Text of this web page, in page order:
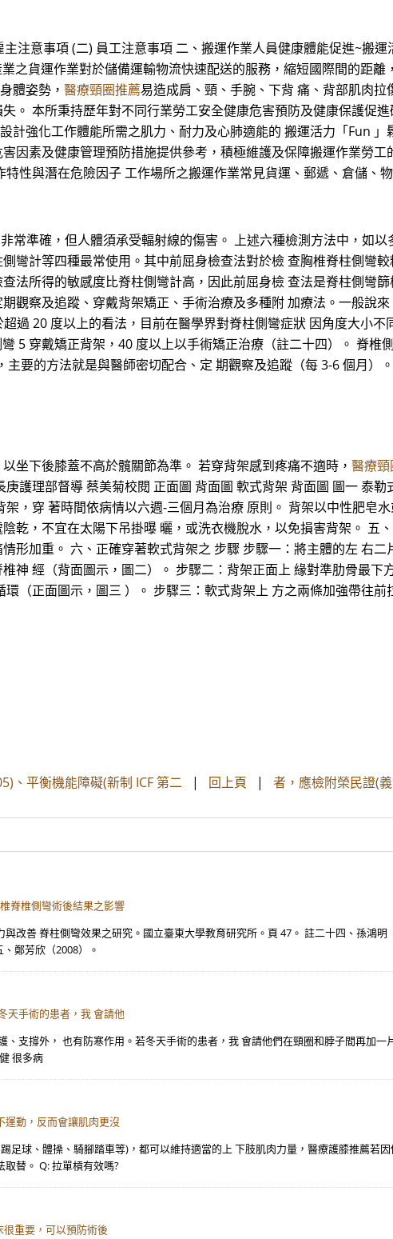
注意事項 (二) 員工注意事項 二、搬運作業人員健康體能促進~搬
之貨運作業對於儲備運輸物流快速配送的服務，縮短國際間的距
體姿勢， 醫療頸圈推薦易造成肩、頸、手腕、下背 痛、背部肌肉
。 本所秉持歷年對不同行業勞工安全健康危害預防及健康保護促
計強化工作體能所需之肌力、耐力及心肺適能的 搬運活力「Fun
因素及健康管理預防措施提供參考，積極維護及保障搬運作業勞
性與潛在危險因子 工作場所之搬運作業常見貨運、郵遞、倉儲、
常準確，但人體須承受輻射線的傷害。 上述六種檢測方法中，如以
彎計等四種最常使用。其中前屈身檢查法對於檢 查胸椎脊柱側彎
法所得的敏感度比脊柱側彎計高，因此前屈身檢 查法是脊柱側彎
期觀察及追蹤、穿戴背架矯正、手術治療及多種附 加療法。一般說
超過 20 度以上的看法，目前在醫學界對脊柱側彎症狀 因角度大小
5 穿戴矯正背架，40 度以上以手術矯正治療（註二十四）。 脊
要的方法就是與醫師密切配合、定 期觀察及追蹤（每 3-6 個月）
坐下後膝蓋不高於髖關節為準。 若穿背架感到疼痛不適時， 醫療
護理部督導 蔡美菊校閱 正面圖 背面圖 軟式背架 背面圖 圖一 泰
，穿 著時間依病情以六週-三個月為治療 原則。 背架以中性肥皂
乾，不宜在太陽下吊掛曝 曬，或洗衣機脫水，以免損害背架。 五
形加重。 六、正確穿著軟式背架之 步驟 步驟一：將主體的左 右
神 經（背面圖示，圖二）。 步驟二：背架正面上 緣對準肋骨最
（正面圖示，圖三 ）。 步驟三：軟式背架上 方之兩條加強帶往前
、平衡機能障礙(新制 ICF 第二 | 回上頁 | 者，應檢附榮民證(
脊椎側彎術後結果之影響
改善 脊柱側彎效果之研究。國立臺東大學教育研究所。頁 47。 註二十四、孫鴻
鄭芳欣（2008）。
天手術的患者，我 會請他
、支撐外， 也有防寒作用。若冬天手術的患者，我 會請他們在頸圈和脖子間再加
很多病
運動，反而會讓肌肉更沒
足球、體操、騎腳踏車等)，都可以維持適當的上 下肢肌肉力量，醫療護膝推薦若
替。 Q: 拉單槓有效嗎?
重要，可以預防術後